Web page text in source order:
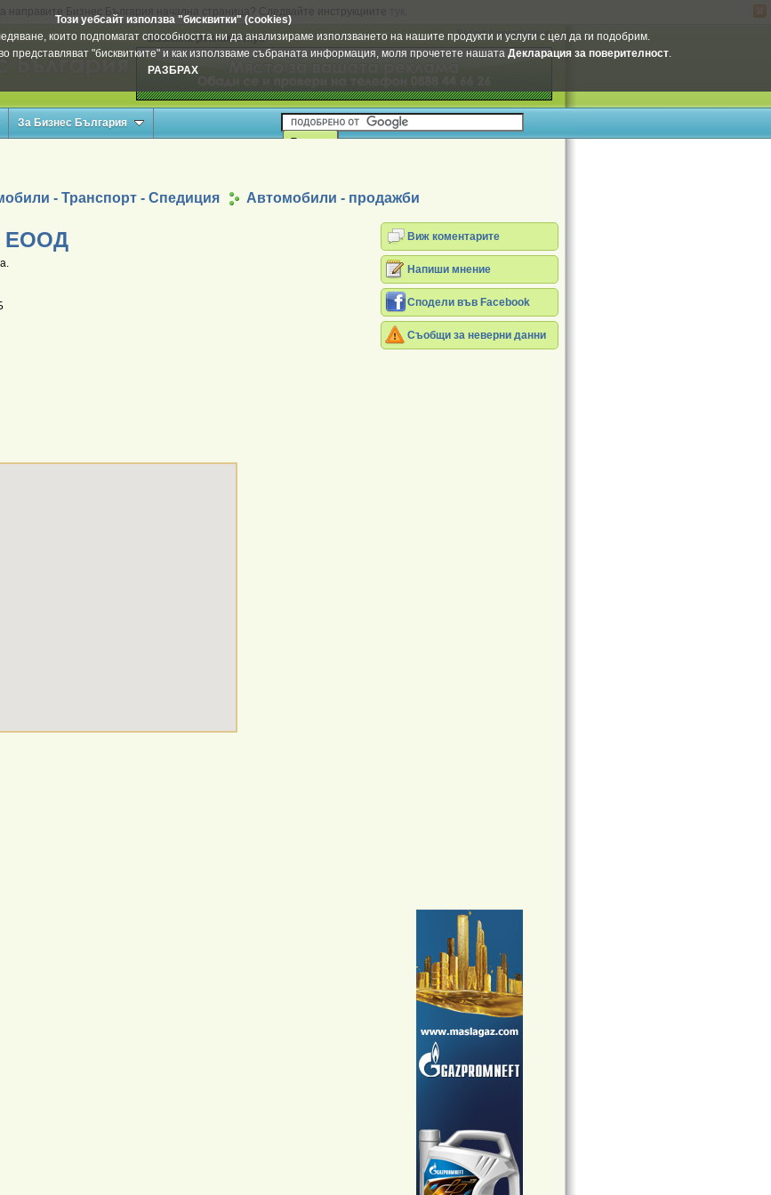
направите Бизнес България начална страница? Следвайте инструкциите
Този уебсайт използва "бисквитки" (cookies)
които подпомагат способността ни да анализираме използването на нашите продукти и услуги с цел да ги подобрим.
представляват "бисквитките" и как използваме събраната информация, моля прочетете нашатаДекларация за поверителност.
РАЗБРАХ
Select Language ▼
Вашата реклама тук
За Бизнес България
- Транспорт - Спедиция Автомобили - продажби
ЕООД Виж коментарите
Напиши мнение
Сподели във Facebook
Съобщи за неверни данни